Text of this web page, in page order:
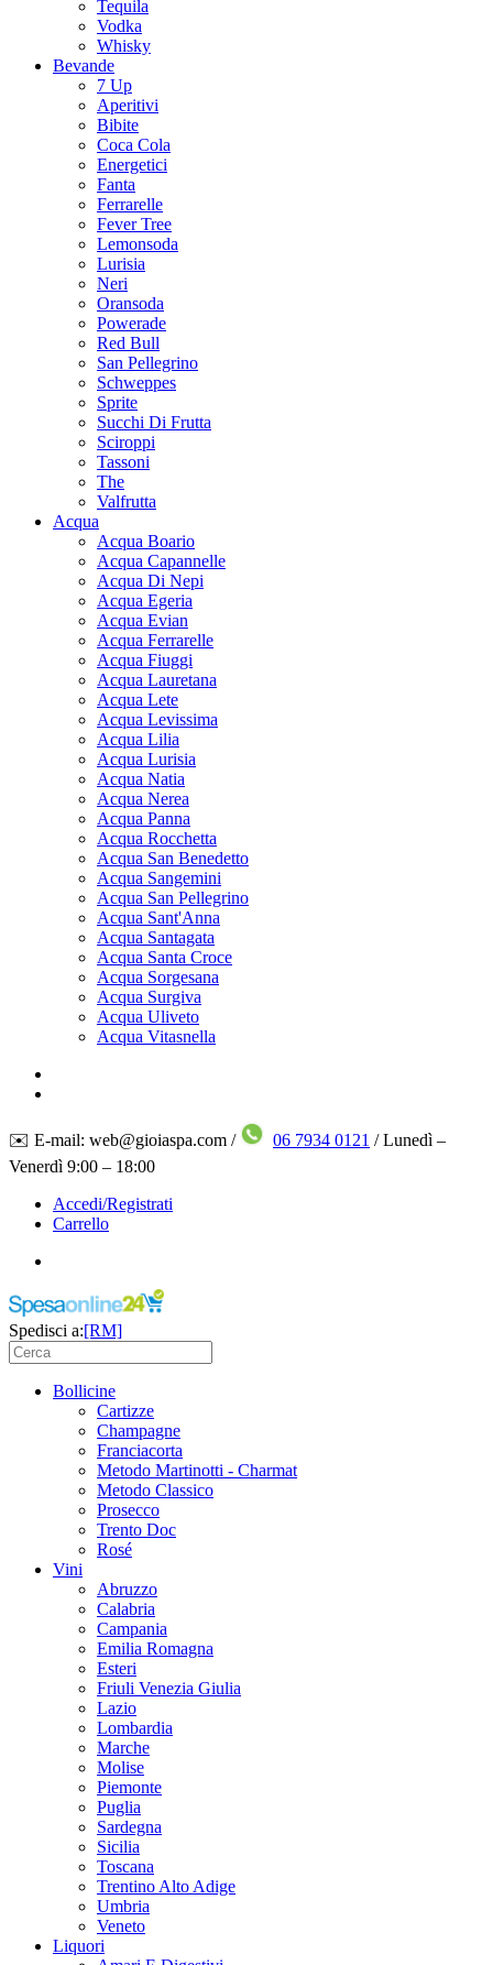
Tequila
Vodka
Whisky
Bevande
7 Up
Aperitivi
Bibite
Coca Cola
Energetici
Fanta
Ferrarelle
Fever Tree
Lemonsoda
Lurisia
Neri
Oransoda
Powerade
Red Bull
San Pellegrino
Schweppes
Sprite
Succhi Di Frutta
Sciroppi
Tassoni
The
Valfrutta
Acqua
Acqua Boario
Acqua Capannelle
Acqua Di Nepi
Acqua Egeria
Acqua Evian
Acqua Ferrarelle
Acqua Fiuggi
Acqua Lauretana
Acqua Lete
Acqua Levissima
Acqua Lilia
Acqua Lurisia
Acqua Natia
Acqua Nerea
Acqua Panna
Acqua Rocchetta
Acqua San Benedetto
Acqua Sangemini
Acqua San Pellegrino
Acqua Sant'Anna
Acqua Santagata
Acqua Santa Croce
Acqua Sorgesana
Acqua Surgiva
Acqua Uliveto
Acqua Vitasnella
✉️ E-mail: web@gioiaspa.com / 06 7934 0121 / Lunedì –
Venerdì 9:00 – 18:00
Accedi/Registrati
Carrello
Spedisci a:[RM]
Bollicine
Cartizze
Champagne
Franciacorta
Metodo Martinotti - Charmat
Metodo Classico
Prosecco
Trento Doc
Rosé
Vini
Abruzzo
Calabria
Campania
Emilia Romagna
Esteri
Friuli Venezia Giulia
Lazio
Lombardia
Marche
Molise
Piemonte
Puglia
Sardegna
Sicilia
Toscana
Trentino Alto Adige
Umbria
Veneto
Liquori